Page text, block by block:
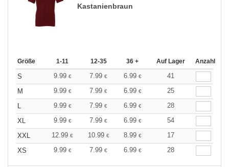
Kastanienbraun
Größe 1-11 12-35 36 + Auf Lager Anzahl
S 9.99 € 7.99 € 6.99 €
41
M
9.99 € 7.99 € 6.99 €
25
L
9.99 € 7.99 € 6.99 €
28
XL
9.99 € 7.99 € 6.99 €
54
XXL
12.99 € 10.99 € 8.99 €
17
XS
9.99 € 7.99 € 6.99 € 28